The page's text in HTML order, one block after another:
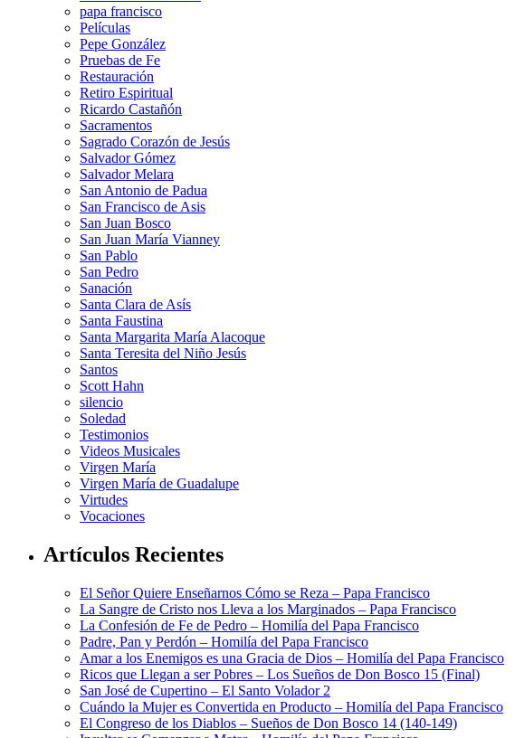
papa francisco
Películas
Pepe González
Pruebas de Fe
Restauración
Retiro Espiritual
Ricardo Castañón
Sacramentos
Sagrado Corazón de Jesús
Salvador Gómez
Salvador Melara
San Antonio de Padua
San Francisco de Asis
San Juan Bosco
San Juan María Vianney
San Pablo
San Pedro
Sanación
Santa Clara de Asís
Santa Faustina
Santa Margarita María Alacoque
Santa Teresita del Niño Jesús
Santos
Scott Hahn
silencio
Soledad
Testimonios
Videos Musicales
Virgen María
Virgen María de Guadalupe
Virtudes
Vocaciones
Artículos Recientes
El Señor Quiere Enseñarnos Cómo se Reza – Papa Francisco
La Sangre de Cristo nos Lleva a los Marginados – Papa Francisco
La Confesión de Fe de Pedro – Homilía del Papa Francisco
Padre, Pan y Perdón – Homilía del Papa Francisco
Amar a los Enemigos es una Gracia de Dios – Homilía del Papa Francisco
Ricos que Llegan a ser Pobres – Los Sueños de Don Bosco 15 (Final)
San José de Cupertino – El Santo Volador 2
Cuándo la Mujer es Convertida en Producto – Homilía del Papa Francisco
El Congreso de los Diablos – Sueños de Don Bosco 14 (140-149)